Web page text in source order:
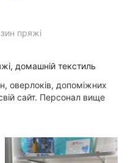
пряжі
домашній текстиль
оверлоків, допоміжних
сайт. Персонал вище